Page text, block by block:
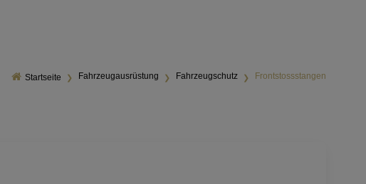
Startseite Fahrzeugausrüstung Fahrzeugschutz Frontstossstangen